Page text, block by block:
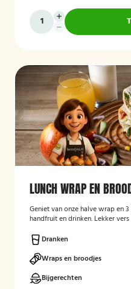
LUNCH WRAP EN
Geniet van onze halve wrap en
handfruit en drinken. Lekker
Dranken
Wraps en broodjes
Bijgerechten